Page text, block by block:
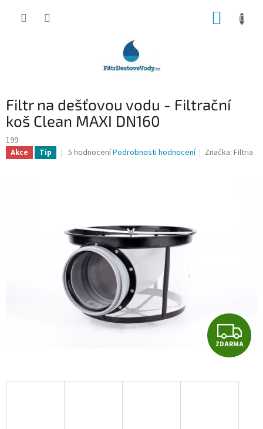
Filtr na dešťovou vodu - Filtrační
koš Clean MAXI DN160
199
Akce Tip
Průměrné
hvězdiček.
5 hodnoceníPodrobnosti hodnocení Značka:Filtria
Z
D
ZDARMA